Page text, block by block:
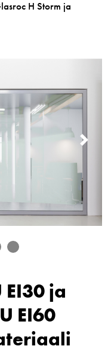
H Storm ja
EI30 ja
EI60